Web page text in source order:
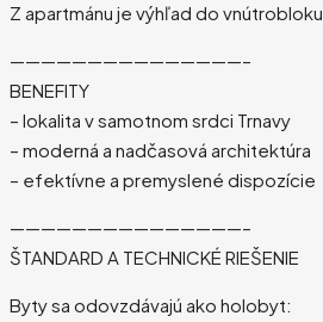
Z apartmánu je výhľad do vnútrobloku.
———————————————–
BENEFITY
– lokalita v samotnom srdci Trnavy
– moderná a nadčasová architektúra
– efektívne a premyslené dispozície
———————————————–
ŠTANDARD A TECHNICKÉ RIEŠENIE
Byty sa odovzdávajú ako holobyt: